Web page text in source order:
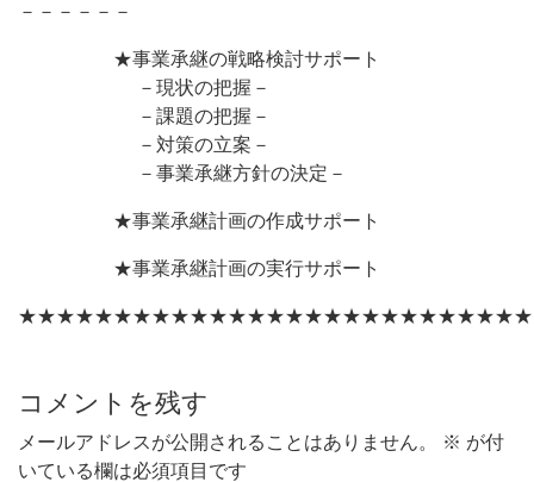
－－－－－－
★事業承継の戦略検討サポート
－現状の把握－
－課題の把握－
－対策の立案－
－事業承継方針の決定－
★事業承継計画の作成サポート
★事業承継計画の実行サポート
コメントを残す
メールアドレスが公開されることはありません。 ※ が付
いている欄は必須項目です